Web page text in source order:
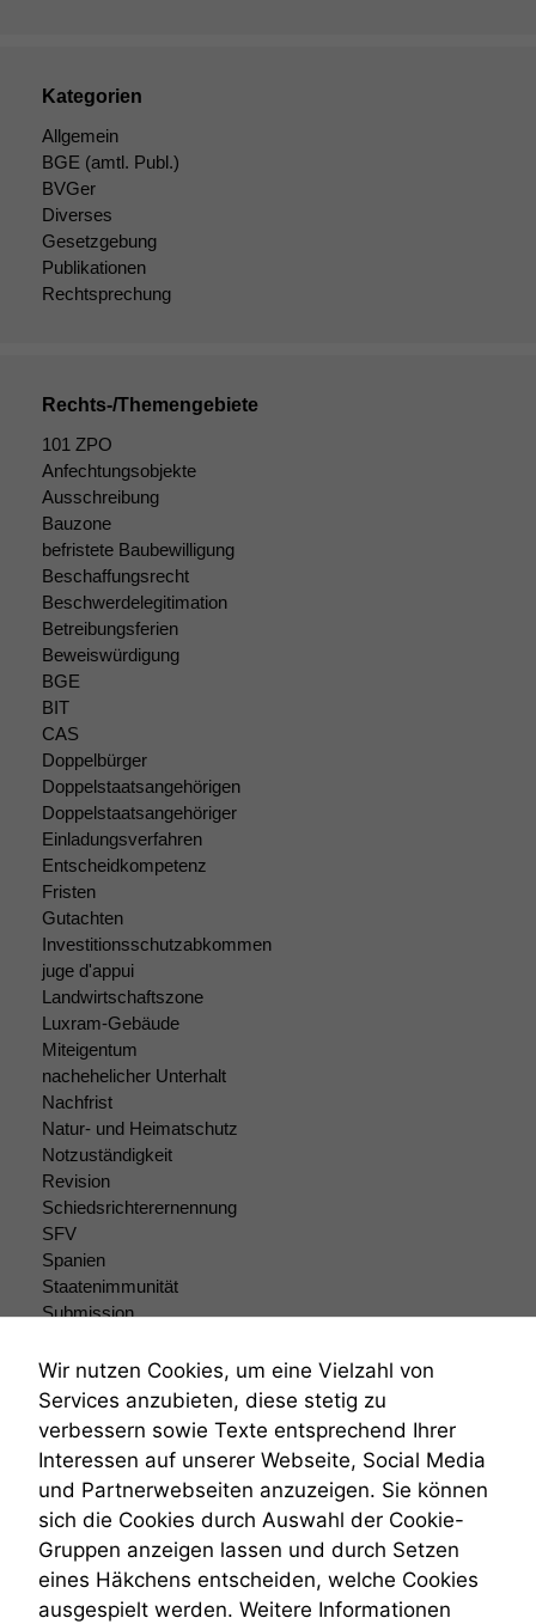
Kategorien
Allgemein
BGE (amtl. Publ.)
BVGer
Diverses
Gesetzgebung
Publikationen
Rechtsprechung
Rechts-/Themengebiete
101 ZPO
Anfechtungsobjekte
Ausschreibung
Bauzone
befristete Baubewilligung
Beschaffungsrecht
Beschwerdelegitimation
Betreibungsferien
Beweiswürdigung
BGE
BIT
CAS
Doppelbürger
Doppelstaatsangehörigen
Doppelstaatsangehöriger
Einladungsverfahren
Entscheidkompetenz
Fristen
Gutachten
Investitionsschutzabkommen
juge d'appui
Landwirtschaftszone
Luxram-Gebäude
Miteigentum
nachehelicher Unterhalt
Nachfrist
Natur- und Heimatschutz
Notzuständigkeit
Revision
Schiedsrichterernennung
SFV
Spanien
Staatenimmunität
Submission
Teilungsklage
Venezuela
VRK
Wiederherstellungsanordnung
Zivilprozessordnung
ZPO
Zustellfiktion
Zuständigkeit
Öffentliches Personalrecht
Öffentlichkeitsprinzip
Wir nutzen Cookies, um eine Vielzahl von
Services anzubieten, diese stetig zu
verbessern sowie Texte entsprechend Ihrer
Interessen auf unserer Webseite, Social Media
und Partnerwebseiten anzuzeigen. Sie können
sich die Cookies durch Auswahl der Cookie-
Gruppen anzeigen lassen und durch Setzen
eines Häkchens entscheiden, welche Cookies
ausgespielt werden. Weitere Informationen
können. Diese helfen
zu verbessern.